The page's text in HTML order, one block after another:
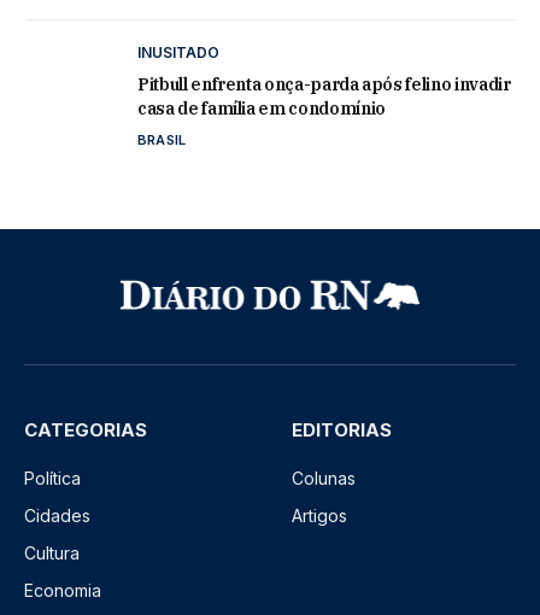
INUSITADO
Pitbull enfrenta onça-parda após felino invadir
casa de família em condomínio
BRASIL
CATEGORIAS
Política
Cidades
Cultura
Economia
EDITORIAS
Colunas
Artigos